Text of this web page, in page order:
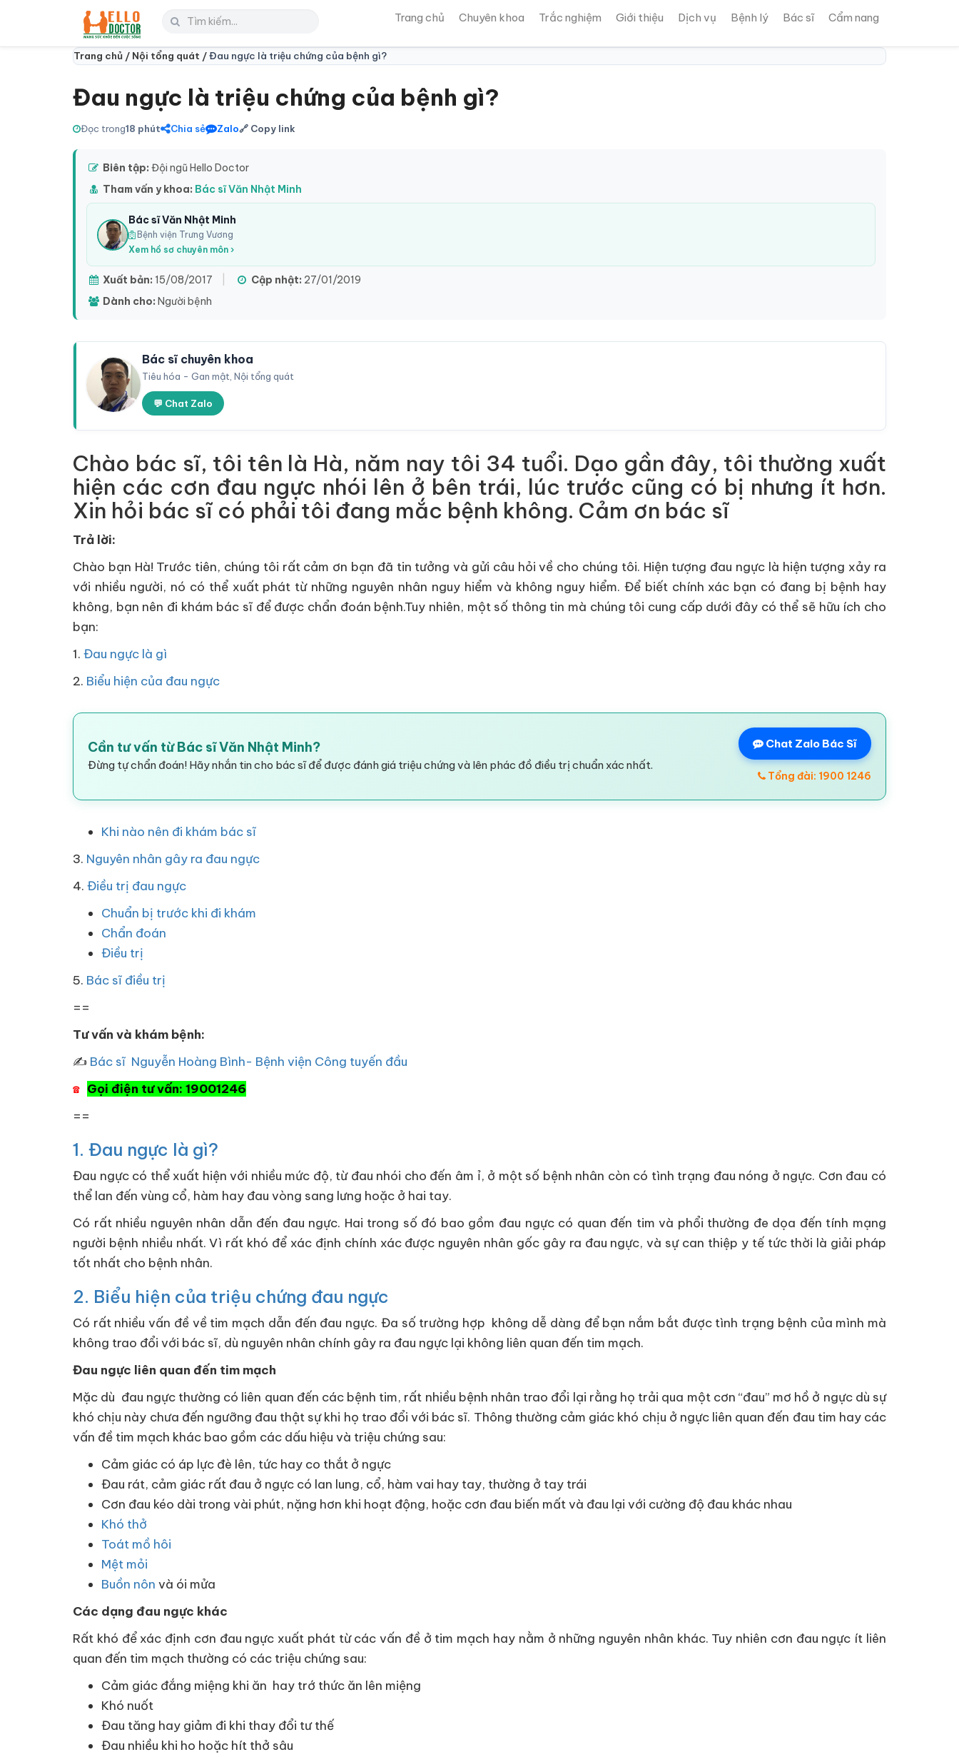
Trang chủ Chuyên khoa Trắc nghiệm Giới thiệu Dịch vụ Bệnh lý Bác sĩ Cẩm nang
Trang chủ / Nội tổng quát /Đau ngực là triệu chứng của bệnh gì?
Đau ngực là triệu chứng của bệnh gì?
Đọc trong18 phút Chia sẻ Zalo🔗 Copy link
Biên tập: Đội ngũ Hello Doctor
Tham vấn y khoa: Bác sĩ Văn Nhật Minh
Bác sĩ Văn Nhật Minh
Bệnh viện Trưng Vương
Xem hồ sơ chuyên môn ›
Xuất bản: 15/08/2017 Cập nhật: 27/01/2019
Dành cho: Người bệnh
Bác sĩ chuyên khoa
Tiêu hóa - Gan mật, Nội tổng quát
💬 Chat Zalo
Chào bác sĩ, tôi tên là Hà, năm nay tôi 34 tuổi. Dạo gần đây, tôi thường xuất
hiện các cơn đau ngực nhói lên ở bên trái, lúc trước cũng có bị nhưng ít hơn.
Xin hỏi bác sĩ có phải tôi đang mắc bệnh không. Cảm ơn bác sĩ
Trả lời:
Chào bạn Hà! Trước tiên, chúng tôi rất cảm ơn bạn đã tin tưởng và gửi câu hỏi về cho chúng tôi. Hiện tượng đau ngực là hiện tượng xảy ra
với nhiều người, nó có thể xuất phát từ những nguyên nhân nguy hiểm và không nguy hiểm. Để biết chính xác bạn có đang bị bệnh hay
không, bạn nên đi khám bác sĩ để được chẩn đoán bệnh.Tuy nhiên, một số thông tin mà chúng tôi cung cấp dưới đây có thể sẽ hữu ích cho
bạn:
1. Đau ngực là gì
2. Biểu hiện của đau ngực
Cần tư vấn từ Bác sĩ Văn Nhật Minh?
Đừng tự chẩn đoán! Hãy nhắn tin cho bác sĩ để được đánh giá triệu chứng và lên phác đồ điều trị chuẩn xác nhất.
Chat Zalo Bác Sĩ
Tổng đài: 1900 1246
Khi nào nên đi khám bác sĩ
3. Nguyên nhân gây ra đau ngực
4. Điều trị đau ngực
Chuẩn bị trước khi đi khám
Chẩn đoán
Điều trị
5. Bác sĩ điều trị
==
Tư vấn và khám bệnh:
✍ Bác sĩ Nguyễn Hoàng Bình- Bệnh viện Công tuyến đầu
☎ Gọi điện tư vấn: 19001246
==
1. Đau ngực là gì?
Đau ngực có thể xuất hiện với nhiều mức độ, từ đau nhói cho đến âm ỉ, ở một số bệnh nhân còn có tình trạng đau nóng ở ngực. Cơn đau có
thể lan đến vùng cổ, hàm hay đau vòng sang lưng hoặc ở hai tay.
Có rất nhiều nguyên nhân dẫn đến đau ngực. Hai trong số đó bao gồm đau ngực có quan đến tim và phổi thường đe dọa đến tính mạng
người bệnh nhiều nhất. Vì rất khó để xác định chính xác được nguyên nhân gốc gây ra đau ngực, và sự can thiệp y tế tức thời là giải pháp
tốt nhất cho bệnh nhân.
2. Biểu hiện của triệu chứng đau ngực
Có rất nhiều vấn đề về tim mạch dẫn đến đau ngực. Đa số trường hợp không dễ dàng để bạn nắm bắt được tình trạng bệnh của mình mà
không trao đổi với bác sĩ, dù nguyên nhân chính gây ra đau ngực lại không liên quan đến tim mạch.
Đau ngực liên quan đến tim mạch
Mặc dù đau ngực thường có liên quan đến các bệnh tim, rất nhiều bệnh nhân trao đổi lại rằng họ trải qua một cơn “đau” mơ hồ ở ngực dù sự
khó chịu này chưa đến ngưỡng đau thật sự khi họ trao đổi với bác sĩ. Thông thường cảm giác khó chịu ở ngực liên quan đến đau tim hay các
vấn đề tim mạch khác bao gồm các dấu hiệu và triệu chứng sau:
Cảm giác có áp lực đè lên, tức hay co thắt ở ngực
Đau rát, cảm giác rất đau ở ngực có lan lung, cổ, hàm vai hay tay, thường ở tay trái
Cơn đau kéo dài trong vài phút, nặng hơn khi hoạt động, hoặc cơn đau biến mất và đau lại với cường độ đau khác nhau
Khó thở
Toát mồ hôi
Mệt mỏi
Buồn nôn và ói mửa
Các dạng đau ngực khác
Rất khó để xác định cơn đau ngực xuất phát từ các vấn đề ở tim mạch hay nằm ở những nguyên nhân khác. Tuy nhiên cơn đau ngực ít liên
quan đến tim mạch thường có các triệu chứng sau:
Cảm giác đắng miệng khi ăn hay trớ thức ăn lên miệng
Khó nuốt
Đau tăng hay giảm đi khi thay đổi tư thế
Đau nhiều khi ho hoặc hít thở sâu